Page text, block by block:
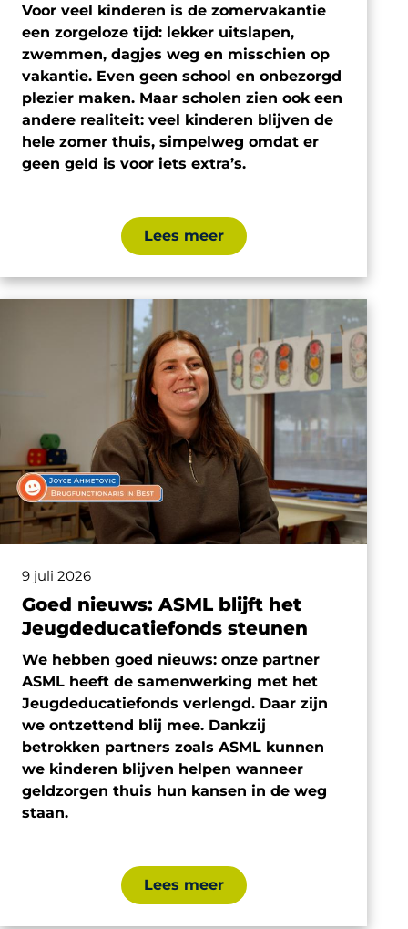
Voor veel kinderen is de zomervakantie
een zorgeloze tijd: lekker uitslapen,
zwemmen, dagjes weg en misschien op
vakantie. Even geen school en onbezorgd
plezier maken. Maar scholen zien ook een
andere realiteit: veel kinderen blijven de
hele zomer thuis, simpelweg omdat er
geen geld is voor iets extra’s.
Lees meer
9 juli 2026
Goed nieuws: ASML blijft het
Jeugdeducatiefonds steunen
We hebben goed nieuws: onze partner
ASML heeft de samenwerking met het
Jeugdeducatiefonds verlengd. Daar zijn
we ontzettend blij mee. Dankzij
betrokken partners zoals ASML kunnen
we kinderen blijven helpen wanneer
geldzorgen thuis hun kansen in de weg
staan.
Lees meer